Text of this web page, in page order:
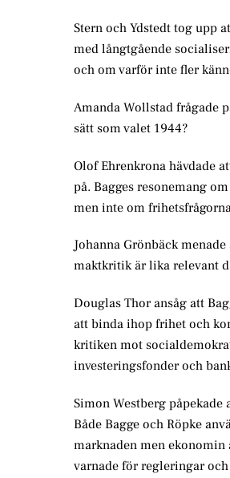
Stern och Ydstedt tog upp
med långtgående
och om varför inte fler
Amanda Wollstad frågade
sätt som valet 1944?
Olof Ehrenkrona hävdade
på. Bagges resonemang
men inte om
Johanna Grönbäck
maktkritik är lika relevant
Douglas Thor ansåg att
att binda ihop frihet och
kritiken mot
investeringsfonder och
Simon Westberg
Både Bagge och Röpke
marknaden men ekonomin
varnade för regleringar